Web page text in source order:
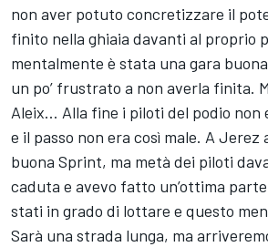
non aver potuto concretizzare il
finito nella ghiaia davanti al proprio
mentalmente è stata una gara
un po’ frustrato a non averla finita.
Aleix… Alla fine i piloti del podio non
e il passo non era così male. A
buona Sprint, ma metà dei piloti
caduta e avevo fatto un’ottima
stati in grado di lottare e questo
Sarà una strada lunga, ma